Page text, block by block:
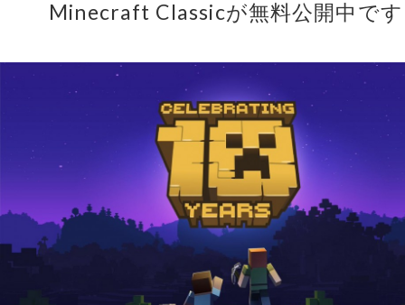
Minecraft Classicが無料公開中です